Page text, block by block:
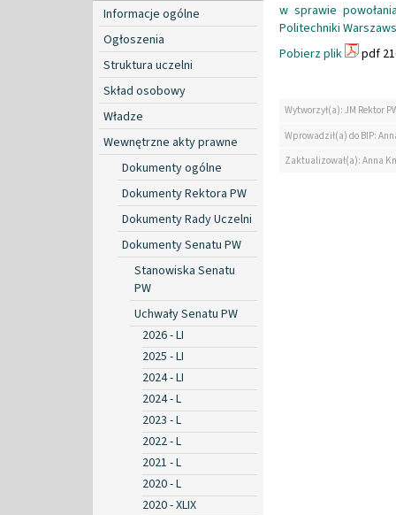
Informacje ogólne
Ogłoszenia
Struktura uczelni
Skład osobowy
Władze
Wewnętrzne akty prawne
Dokumenty ogólne
Dokumenty Rektora PW
Dokumenty Rady Uczelni
Dokumenty Senatu PW
Stanowiska Senatu
PW
Uchwały Senatu PW
2026 - LI
2025 - LI
2024 - LI
2024 - L
2023 - L
2022 - L
2021 - L
2020 - L
2020 - XLIX
w sprawie
Politechniki
Pobierz plik
pdf
Wytworzył(a): JM Rektor
Wprowadził(a) do BIP:
Zaktualizował(a): Anna